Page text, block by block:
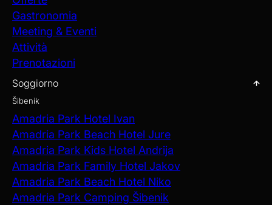
Gastronomia
Meeting & Eventi
Attività
Prenotazioni
Soggiorno
Šibenik
Amadria Park Hotel Ivan
Amadria Park Beach Hotel Jure
Amadria Park Kids Hotel Andrija
Amadria Park Family Hotel Jakov
Amadria Park Beach Hotel Niko
Amadria Park Camping Šibenik